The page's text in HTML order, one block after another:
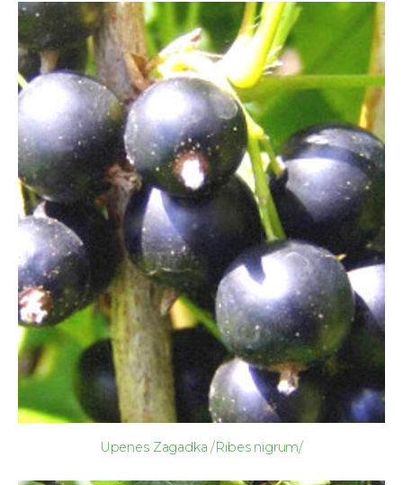
Upenes Zagadka /Ribes nigrum/